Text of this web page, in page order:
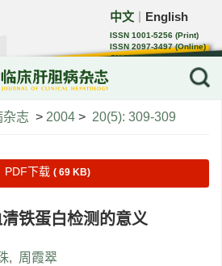
中文 English
ISSN 1001-5256 (Print)
ISSN 2097-3497 (Online)
CN 22-1108/R
杂志 > 2004 > 20(5): 309-309
PDF下载 ( 69 KB)
铁蛋白检测的意义
, 周霞翠